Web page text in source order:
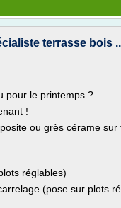
terrasse bois
pour le printemps ?
!
ou grès cérame
réglables)
(pose sur plots